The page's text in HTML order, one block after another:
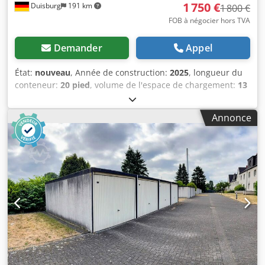
Duisburg 191 km 1 750 €1 800 €
FOB à négocier hors TVA
Demander Appel
État: nouveau, Année de construction: 2025, longueur du
conteneur: 20 pied, volume de l'espace de chargement: 13
, 🚢 Conteneur de stockage de 20 pieds – état neuf
(année de fabrication 2025/2026) – disponible
immédiatement ! Conteneur maritime de haute qualité, en
état presque neuf, idéal comme espace de stockage,
atelier, conteneur de chantier ou pour le transport
professionnel. ⭐ Vos avantages en un coup d’œil 🆕 Année
de fabrication 2025/2026 – état neuf 💪 Structure en acier
très robuste (épaisseur de paroi de 2 mm) 🌧️ Étanchéité
aux intempéries (vent et eau) 🔐 Fermeture sécurisée avec
un système de verrouillage à 4 points 🚚 Plaque CSC –
transportable dans le monde entier 🌬️ Système de
ventilation pour éviter l’humidité 🪵 Plancher en bois de
haute qualité 🛠️ Supports pour chariot élévateur intégrés
au plancher 📏 Dimensions et caractéristiques techniques
Annonce